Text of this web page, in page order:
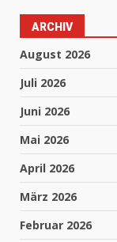
ARCHIV
August 2026
Juli 2026
Juni 2026
Mai 2026
April 2026
März 2026
Februar 2026